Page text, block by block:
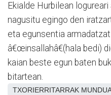
Ekialde Hurbilean
nagusitu egingo den
eta egunsentia armadatzat
â€œinsallahâ€(hala bedi)
kaian beste egun baten
bitartean.
TXORIERRITARRAK